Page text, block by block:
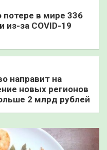
потере в мире 336
из-за COVID-19
направит на
новых регионов
2 млрд рублей